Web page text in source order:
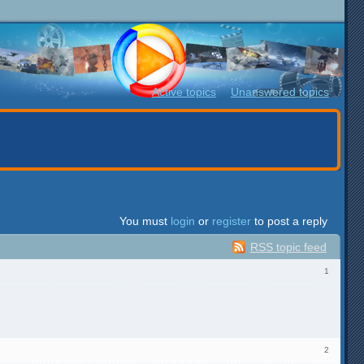
Active topics Unanswered topics
You must login or register to post a reply
RSS topic feed
1
2